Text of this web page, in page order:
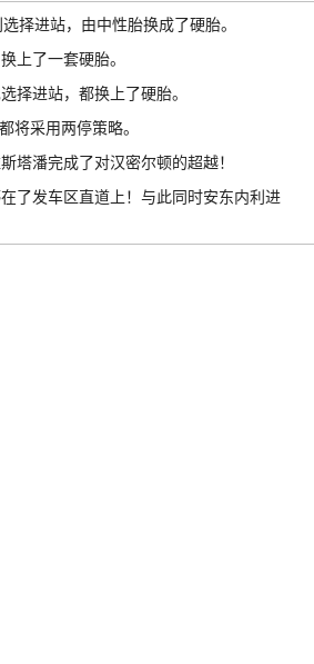
择进站，由中性胎换成了硬胎。
上了一套硬胎。
择进站，都换上了硬胎。
将采用两停策略。
塔潘完成了对汉密尔顿的超越！
了发车区直道上！与此同时安东内利进